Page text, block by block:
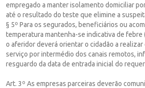
empregado a manter isolamento domiciliar
até o resultado do teste que elimine a
§ 5º Para os segurados, beneficiários ou
temperatura mantenha-se indicativa de febre
o aferidor deverá orientar o cidadão a
serviço por intermédio dos canais remotos,
resguardo da data de entrada inicial do
Art. 3º As empresas parceiras deverão